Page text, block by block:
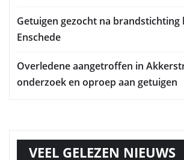
Getuigen gezocht na brandstichting
Enschede
Overledene aangetroffen in
onderzoek en oproep aan getuigen
VEEL GELEZEN NIEUWS